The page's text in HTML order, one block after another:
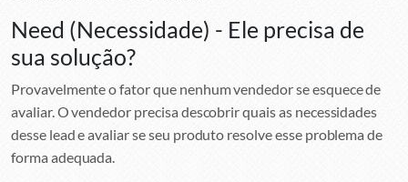
Need (Necessidade) - Ele precisa de
sua solução?
Provavelmente o fator que nenhum vendedor se esquece de
avaliar. O vendedor precisa descobrir quais as necessidades
desse lead e avaliar se seu produto resolve esse problema de
forma adequada.